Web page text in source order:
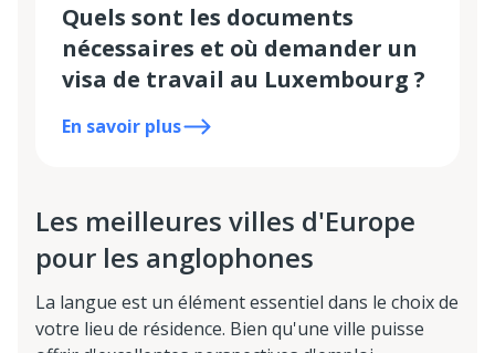
Quels sont les documents
nécessaires et où demander un
visa de travail au Luxembourg?
En savoir plus
Les meilleures villes d'Europe
pour les anglophones
La langue est un élément essentiel dans le choix de
votre lieu de résidence. Bien qu'une ville puisse